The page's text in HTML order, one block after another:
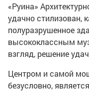
«Руина»
удачно стилизован,
полуразрушенное
высококлассным
взгляд, решение
Центром и самой
безусловно,